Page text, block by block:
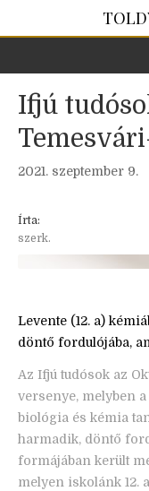
Ifjú
2021. szeptember 9.
Írta:
szerk.
Levente (12. a)
döntő fordulójába,
Az Ifjú tudósok az
versenye, melyben
biológia és kémia
harmadik, döntő
formájában került
melyen iskolánk 12.